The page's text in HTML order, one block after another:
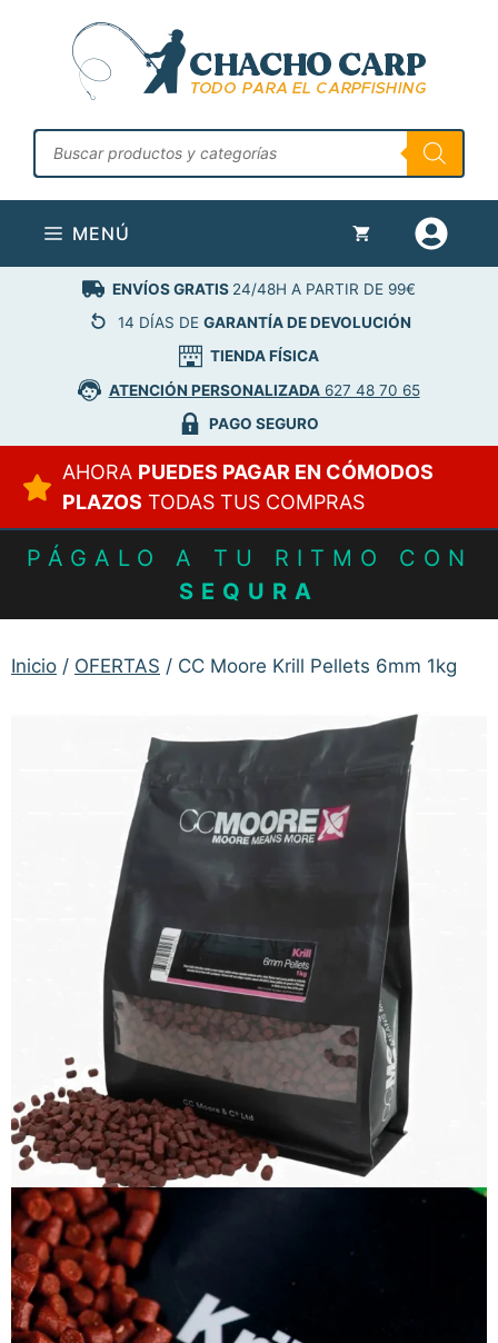
contenido
Búsqueda
de
productos
MENÚ
ENVÍOS GRATIS 24/48H A PARTIR DE 99€
14 DÍAS DE GARANTÍA DE DEVOLUCIÓN
TIENDA FÍSICA
ATENCIÓN PERSONALIZADA627 48 70 65
PAGO SEGURO
AHORA PUEDES PAGAR EN CÓMODOS
PLAZOS TODAS TUS COMPRAS
PÁGALO A TU RITMO CON
SEQURA
Inicio / OFERTAS / CC Moore Krill Pellets 6mm 1kg